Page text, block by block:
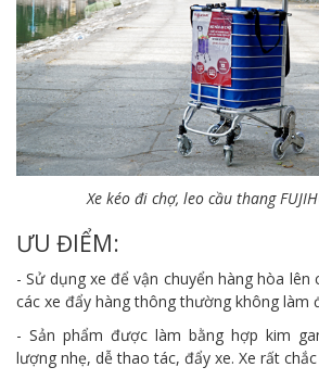
Xe kéo đi chợ, leo cầu thang
ƯU ĐIỂM:
- Sử dụng xe để vận chuyển hàng hòa lên
các xe đẩy hàng thông thường không làm
- Sản phẩm được làm bằng hợp kim
lượng nhẹ, dễ thao tác, đẩy xe. Xe rất chắc